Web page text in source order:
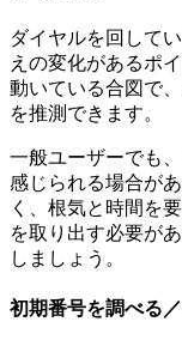
ダイヤルを回して
えの変化があるポ
動いている合図で
を推測できます。
一般ユーザーでも
感じられる場合が
く、根気と時間を
を取り出す必要が
しましょう。
初期番号を調べる